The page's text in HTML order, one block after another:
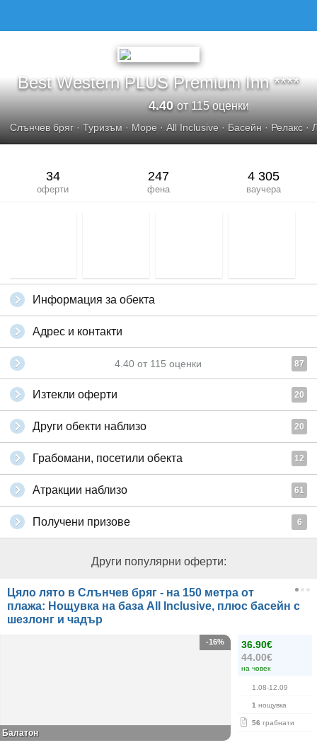
Best Western PLUS Premium Inn ****
4.40от 115 оценки
Слънчев бряг · Туризъм · Море ·All Inclusive · Басейн · Релакс ·
34
оферти
247
фена
4 305
ваучера
Информация за обекта
Адрес и контакти
4.40 от 115 оценки 87
Изтекли оферти 20
Други обекти наблизо 20
Грабомани, посетили обекта 12
Атракции наблизо 61
Получени призове 6
Други популярни оферти:
Цяло лято в Слънчев бряг - на 150 метра от
плажа: Нощувка на база All Inclusive, плюс басейн с
шезлонг и чадър
36.90€
44.00€
на човек
1.08-12.09
1 нощувка
56 грабнати
-16%
Балатон